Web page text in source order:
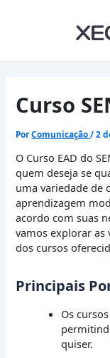
Curso
PorComunicação/2
O Curso EAD do
quem deseja se
uma variedade de
aprendizagem
acordo com suas
vamos explorar as
dos cursos
Principais
Os
quiser.